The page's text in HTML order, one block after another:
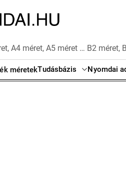
A4 méret, A5 méret … B2 méret,
méretekTudásbázis Nyomdai